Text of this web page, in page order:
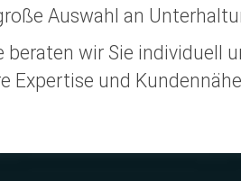
Auswahl an
beraten wir Sie individuell
Expertise und